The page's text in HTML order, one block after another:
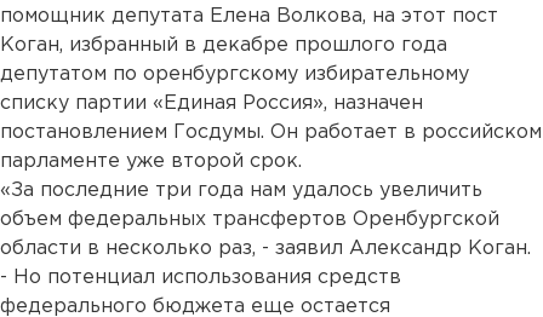
помощник депутата Елена Волкова, на этот пост
Коган, избранный в декабре прошлого года
депутатом по оренбургскому избирательному
списку партии «Единая Россия», назначен
постановлением Госдумы. Он работает в российском
парламенте уже второй срок.
«За последние три года нам удалось увеличить
объем федеральных трансфертов Оренбургской
области в несколько раз, - заявил Александр Коган.
- Но потенциал использования средств
федерального бюджета еще остается